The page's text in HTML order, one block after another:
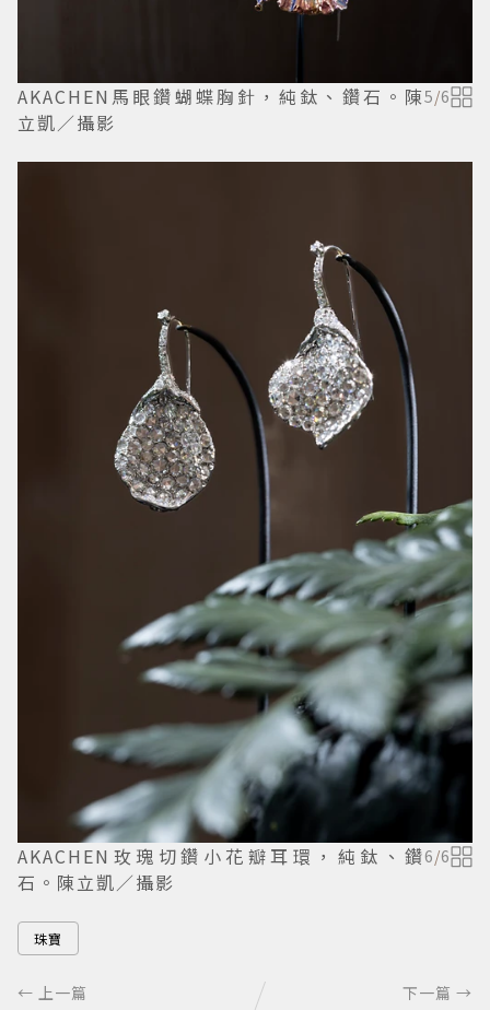
AKACHEN馬眼鑽蝴蝶胸針，純鈦、鑽石。陳
立凱／攝影
5/6
AKACHEN玫瑰切鑽小花瓣耳環，純鈦、鑽
石。陳立凱／攝影
6/6
珠寶
← 上一篇 下一篇 →